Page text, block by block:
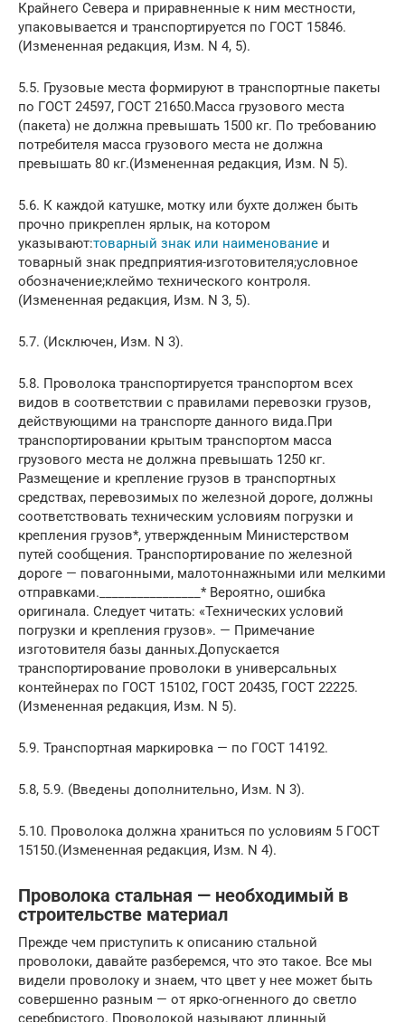
Крайнего Севера и приравненные к ним местности,
упаковывается и транспортируется по ГОСТ 15846.
(Измененная редакция, Изм. N 4, 5).
5.5. Грузовые места формируют в транспортные пакеты
по ГОСТ 24597, ГОСТ 21650.Масса грузового места
(пакета) не должна превышать 1500 кг. По требованию
потребителя масса грузового места не должна
превышать 80 кг.(Измененная редакция, Изм. N 5).
5.6. К каждой катушке, мотку или бухте должен быть
прочно прикреплен ярлык, на котором
указывают:товарный знак или наименование и
товарный знак предприятия-изготовителя;условное
обозначение;клеймо технического контроля.
(Измененная редакция, Изм. N 3, 5).
5.7. (Исключен, Изм. N 3).
5.8. Проволока транспортируется транспортом всех
видов в соответствии с правилами перевозки грузов,
действующими на транспорте данного вида.При
транспортировании крытым транспортом масса
грузового места не должна превышать 1250 кг.
Размещение и крепление грузов в транспортных
средствах, перевозимых по железной дороге, должны
соответствовать техническим условиям погрузки и
крепления грузов*, утвержденным Министерством
путей сообщения. Транспортирование по железной
дороге — повагонными, малотоннажными или мелкими
отправками.________________* Вероятно, ошибка
оригинала. Следует читать: «Технических условий
погрузки и крепления грузов». — Примечание
изготовителя базы данных.Допускается
транспортирование проволоки в универсальных
контейнерах по ГОСТ 15102, ГОСТ 20435, ГОСТ 22225.
(Измененная редакция, Изм. N 5).
5.9. Транспортная маркировка — по ГОСТ 14192.
5.8, 5.9. (Введены дополнительно, Изм. N 3).
5.10. Проволока должна храниться по условиям 5 ГОСТ
15150.(Измененная редакция, Изм. N 4).
Проволока стальная — необходимый в
строительстве материал
Прежде чем приступить к описанию стальной
проволоки, давайте разберемся, что это такое. Все мы
видели проволоку и знаем, что цвет у нее может быть
совершенно разным — от ярко-огненного до светло
серебристого. Проволокой называют длинный